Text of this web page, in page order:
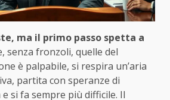
ma il primo passo spetta a
senza fronzoli, quelle del
è palpabile, si respira un’aria
partita con speranze di
si fa sempre più difficile. Il